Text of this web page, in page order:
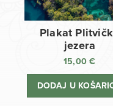
Plakat
jezera
15,00€
DODAJ U